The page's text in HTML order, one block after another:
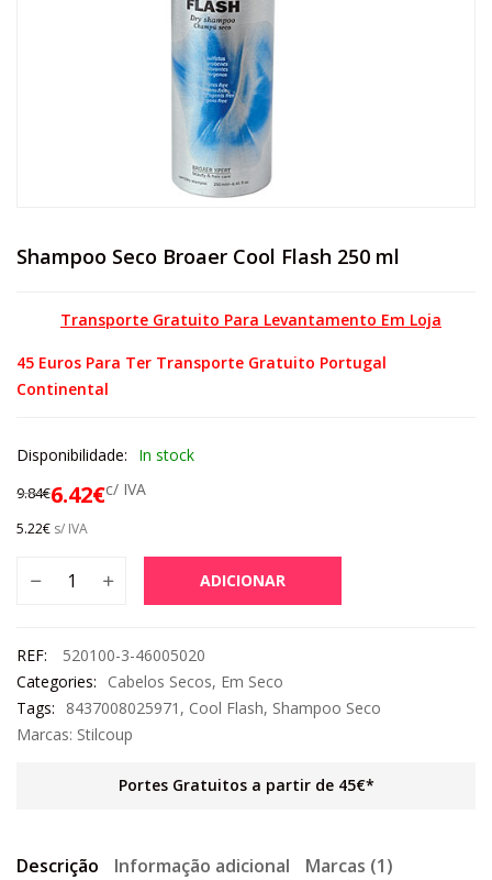
Shampoo Seco Broaer Cool Flash 250 ml
Transporte Gratuito Para Levantamento Em Loja
45 Euros Para Ter Transporte Gratuito Portugal
Continental
Disponibilidade: In stock
9.84€6.42€c/ IVA
5.22€ s/ IVA
ADICIONAR
REF:
520100-3-46005020
Categories:
Cabelos Secos, Em Seco
Tags:
8437008025971 , Cool Flash, Shampoo Seco
Marcas: Stilcoup
Portes Gratuitos a partir de 45€*
Descrição Informação adicional Marcas (1)